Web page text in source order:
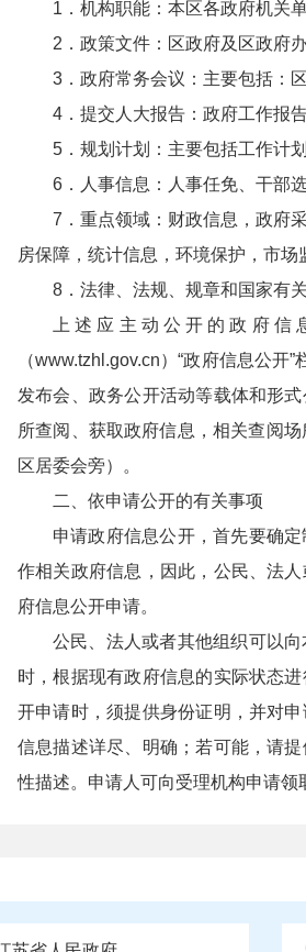
1 ． 机构职能：本区各政府机关
2 ． 政策文件：区政府及区政府
3 ． 政府常务会议：主要包括：
4 ． 提交人大报告：政府工作报
5 ． 规划计划：主要包括工作计划
6 ．
人事信息：人事任免、干部
7 ．重点领域：财政信息，政府
房保障，统计信息，环境保护，市场
8 ． 法律、法规、规章和国家有
上述应主动公开的政府
（www.tzhl.gov.cn）“政府信息公开
发布会、政务公开活动等载体和形
所查阅、获取政府信息，相关查阅
区居委会旁）。
二、依申请公开的有关事项
申请政府信息公开，首先要确
作相关政府信息，因此，公民、法
府信息公开申请。
公民、法人或者其他组织可以
时，根据现有政府信息的实际状态
开申请时，须提供身份证明，并对
信息描述详尽、明确；若可能，请
性描述。申请人可向受理机构申请
1．当面申请：申请人可以到泰